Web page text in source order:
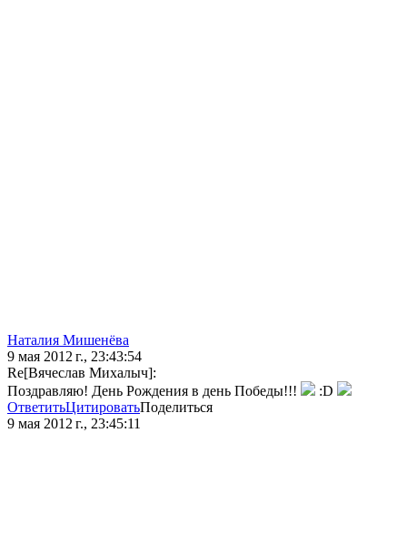
Наталия Мишенёва
9 мая 2012 г., 23:43:54
Re[Вячеслав Михалыч]:
Поздравляю! День Рождения в день Победы!!!
:D
ОтветитьЦитироватьПоделиться
9 мая 2012 г., 23:45:11